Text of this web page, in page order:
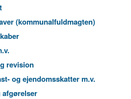
(kommunalfuldmagten)
revision
og ejendomsskatter m.v.
afgørelser